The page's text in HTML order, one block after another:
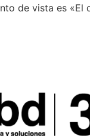
de vista es «El